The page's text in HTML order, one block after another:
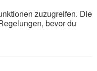
zuzugreifen. Die
bevor du